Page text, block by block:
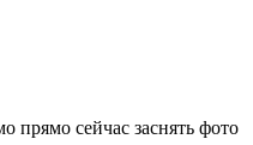
прямо сейчас заснять фото